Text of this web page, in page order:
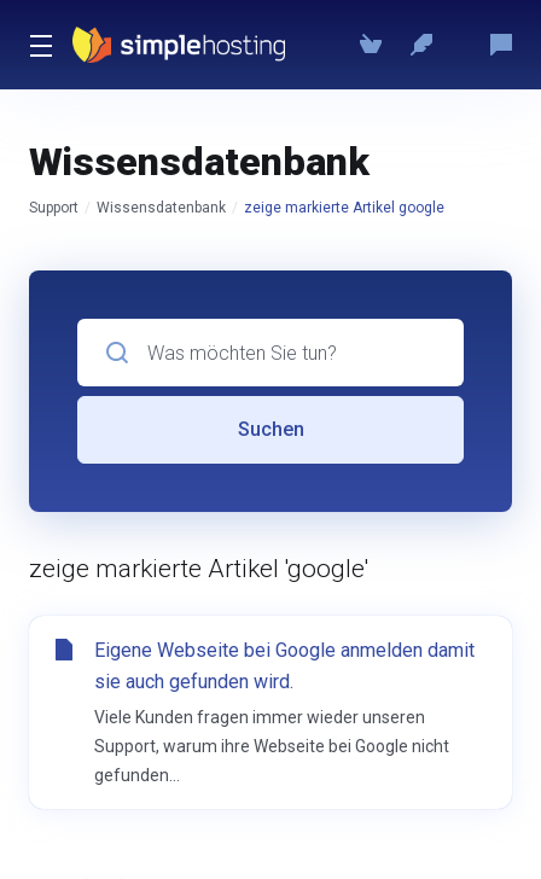
Wissensdatenbank
Support Wissensdatenbank zeige markierte Artikel google
Suchen
zeige markierte Artikel 'google'
Eigene Webseite bei Google anmelden damit
sie auch gefunden wird.
Viele Kunden fragen immer wieder unseren
Support, warum ihre Webseite bei Google nicht
gefunden...